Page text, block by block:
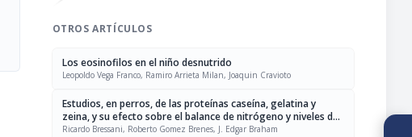
OTROS ARTÍCULOS
Los eosinofilos en el niño desnutrido
Leopoldo Vega Franco, Ramiro Arrieta Milan, Joaquin Cravioto
Estudios, en perros, de las proteínas caseína, gelatina y
zeina, y su efecto sobre el balance de nitrógeno y niveles de
proteína y urea séricas
Ricardo Bressani, Roberto Gomez Brenes, J. Edgar Braham